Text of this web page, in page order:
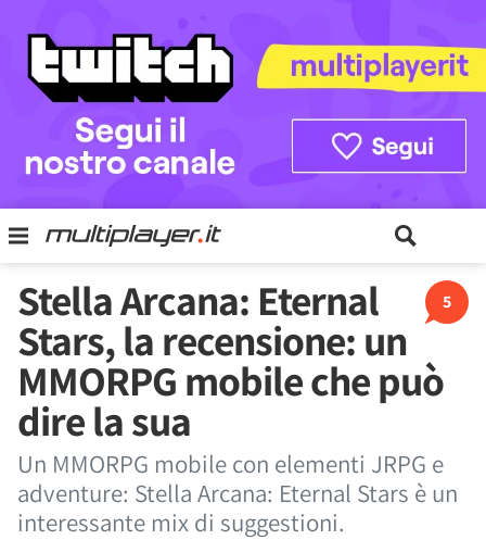
5
Stella Arcana: Eternal
Stars, la recensione: un
MMORPG mobile che può
dire la sua
Un MMORPG mobile con elementi JRPG e
adventure: Stella Arcana: Eternal Stars è un
interessante mix di suggestioni.